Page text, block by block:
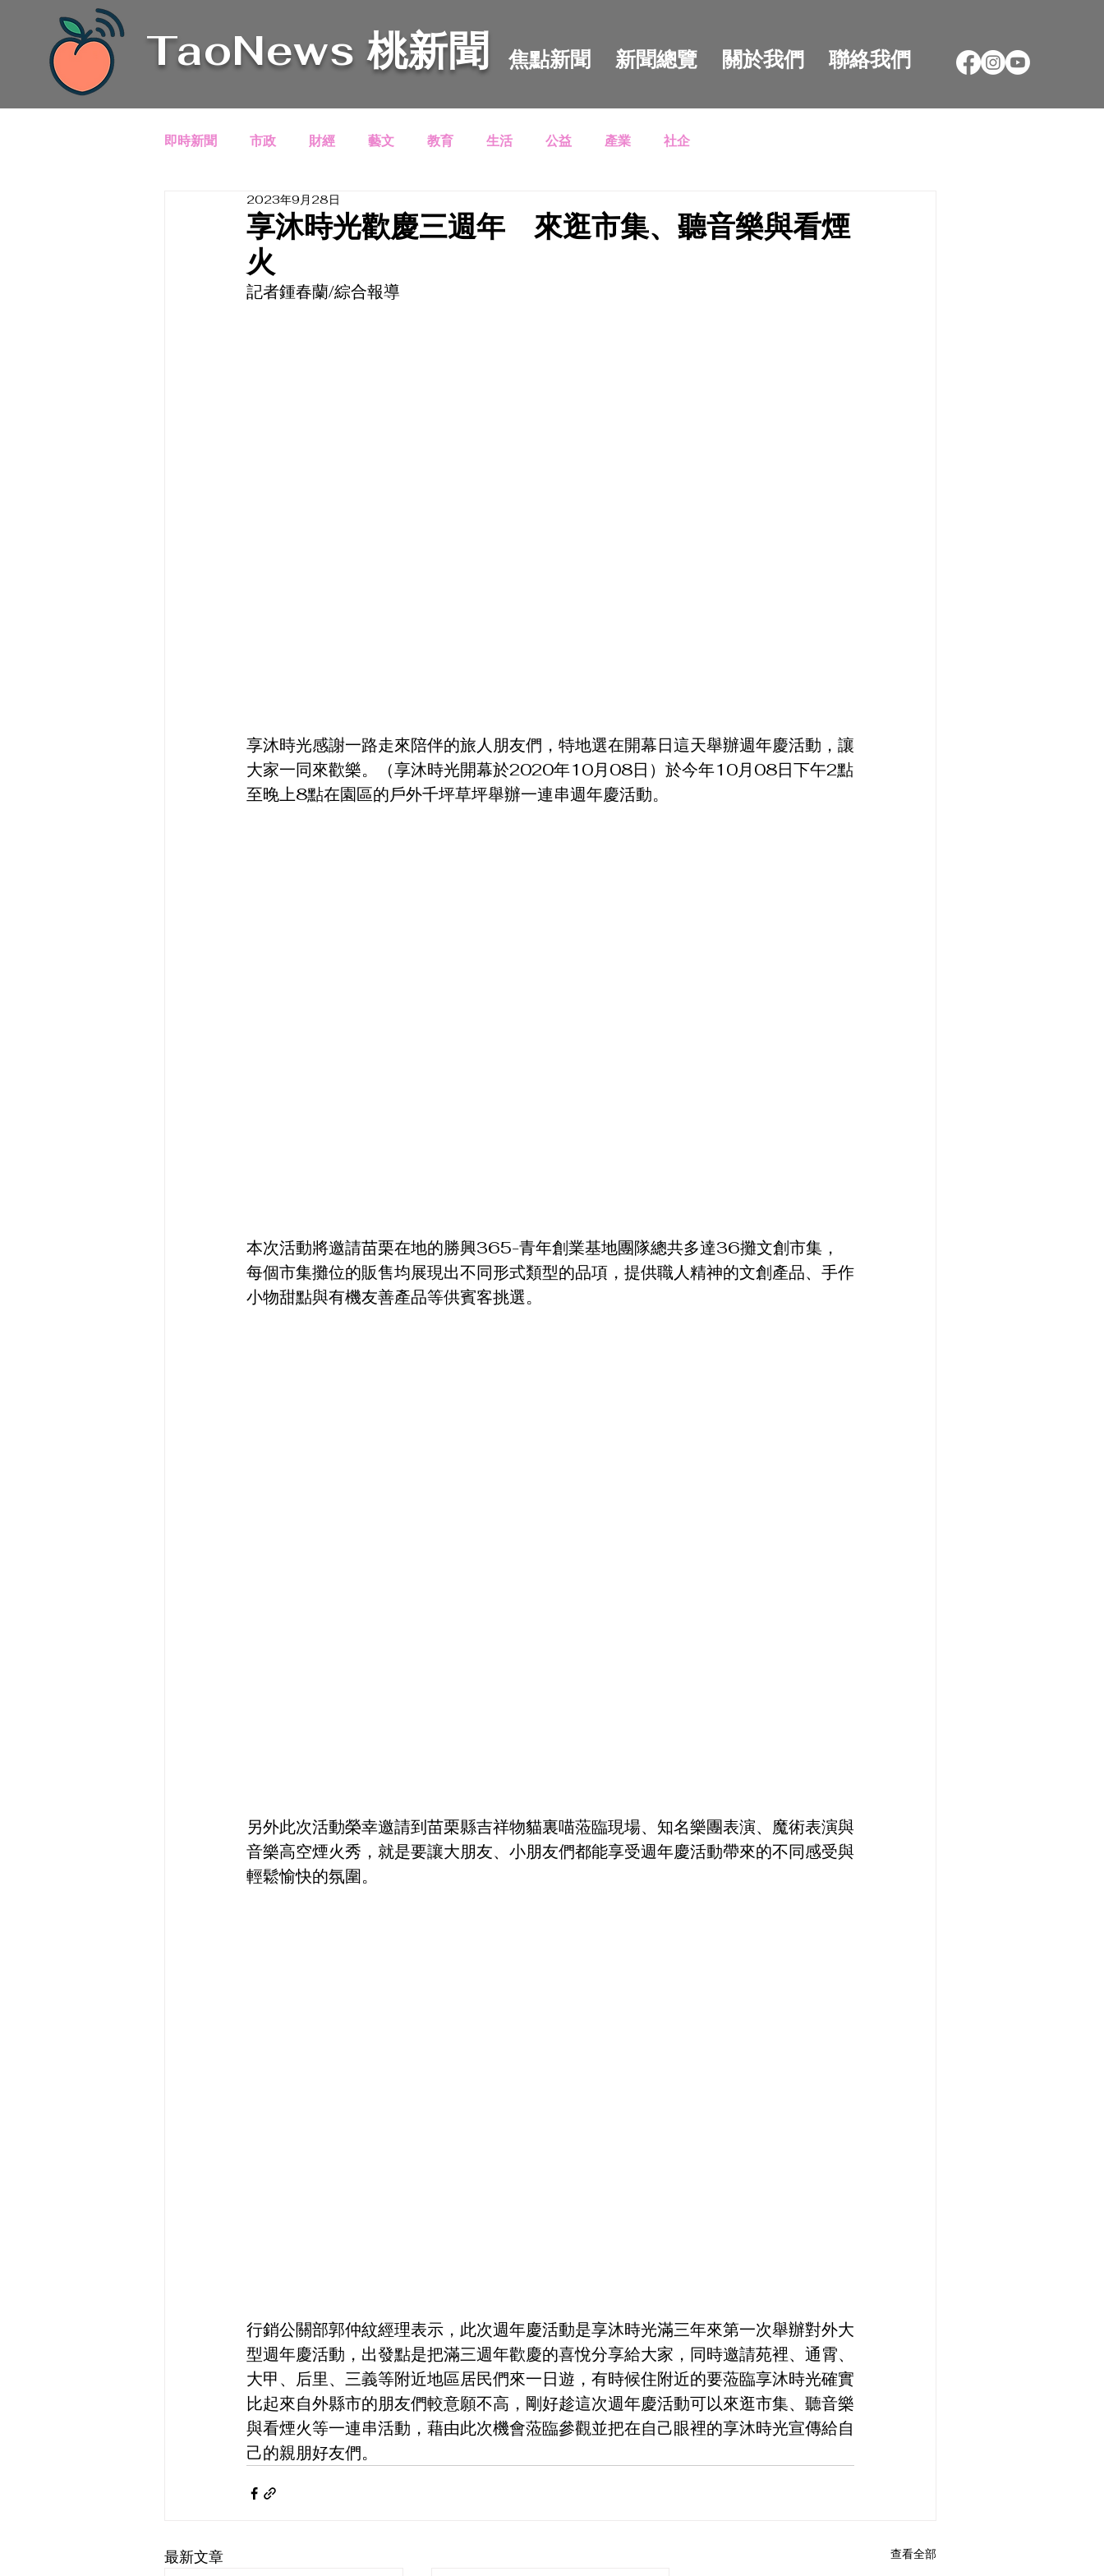
TaoNews 桃新聞 焦點新聞 新聞總覽 關於我們 聯絡我們
即時新聞 市政 財經 藝文 教育 生活 公益 產業 社企
享沐時光歡慶三週年 來逛市集、聽音樂與看煙
火
2023年9月28日
記者鍾春蘭/綜合報導
享沐時光感謝一路走來陪伴的旅人朋友們，特地選在開幕日這天舉辦週年慶活動，讓
大家一同來歡樂。（享沐時光開幕於2020年10月08日）於今年10月08日下午2點
至晚上8點在園區的戶外千坪草坪舉辦一連串週年慶活動。
本次活動將邀請苗栗在地的勝興365-青年創業基地團隊總共多達36攤文創市集，
每個市集攤位的販售均展現出不同形式類型的品項，提供職人精神的文創產品、手作
小物甜點與有機友善產品等供賓客挑選。
另外此次活動榮幸邀請到苗栗縣吉祥物貓裏喵蒞臨現場、知名樂團表演、魔術表演與
音樂高空煙火秀，就是要讓大朋友、小朋友們都能享受週年慶活動帶來的不同感受與
輕鬆愉快的氛圍。
行銷公關部郭仲紋經理表示，此次週年慶活動是享沐時光滿三年來第一次舉辦對外大
型週年慶活動，出發點是把滿三週年歡慶的喜悅分享給大家，同時邀請苑裡、通霄、
大甲、后里、三義等附近地區居民們來一日遊，有時候住附近的要蒞臨享沐時光確實
比起來自外縣市的朋友們較意願不高，剛好趁這次週年慶活動可以來逛市集、聽音樂
與看煙火等一連串活動，藉由此次機會蒞臨參觀並把在自己眼裡的享沐時光宣傳給自
己的親朋好友們。
最新文章 查看全部